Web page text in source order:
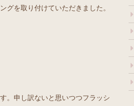
グを取り付けていただきました。
。申し訳ないと思いつつフラッシ